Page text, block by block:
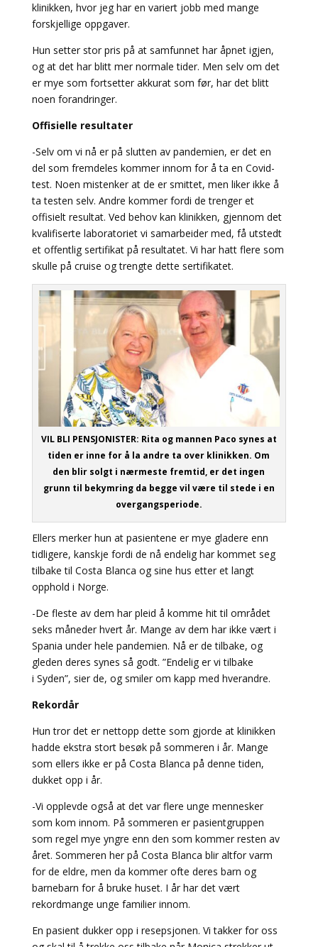
klinikken, hvor jeg har en variert jobb med mange
forskjellige oppgaver.
Hun setter stor pris på at samfunnet har åpnet igjen,
og at det har blitt mer normale tider. Men selv om det
er mye som fortsetter akkurat som før, har det blitt
noen forandringer.
Offisielle resultater
-Selv om vi nå er på slutten av pandemien, er det en
del som fremdeles kommer innom for å ta en Covid-
test. Noen mistenker at de er smittet, men liker ikke å
ta testen selv. Andre kommer fordi de trenger et
offisielt resultat. Ved behov kan klinikken, gjennom det
kvalifiserte laboratoriet vi samarbeider med, få utstedt
et offentlig sertifikat på resultatet. Vi har hatt flere som
skulle på cruise og trengte dette sertifikatet.
VIL BLI PENSJONISTER: Rita og mannen Paco synes at
tiden er inne for å la andre ta over klinikken. Om
den blir solgt i nærmeste fremtid, er det ingen
grunn til bekymring da begge vil være til stede i en
overgangsperiode.
Ellers merker hun at pasientene er mye gladere enn
tidligere, kanskje fordi de nå endelig har kommet seg
tilbake til Costa Blanca og sine hus etter et langt
opphold i Norge.
-De fleste av dem har pleid å komme hit til området
seks måneder hvert år. Mange av dem har ikke vært i
Spania under hele pandemien. Nå er de tilbake, og
gleden deres synes så godt. ”Endelig er vi tilbake
i Syden”, sier de, og smiler om kapp med hverandre.
Rekordår
Hun tror det er nettopp dette som gjorde at klinikken
hadde ekstra stort besøk på sommeren i år. Mange
som ellers ikke er på Costa Blanca på denne tiden,
dukket opp i år.
-Vi opplevde også at det var flere unge mennesker
som kom innom. På sommeren er pasientgruppen
som regel mye yngre enn den som kommer resten av
året. Sommeren her på Costa Blanca blir altfor varm
for de eldre, men da kommer ofte deres barn og
barnebarn for å bruke huset. I år har det vært
rekordmange unge familier innom.
En pasient dukker opp i resepsjonen. Vi takker for oss